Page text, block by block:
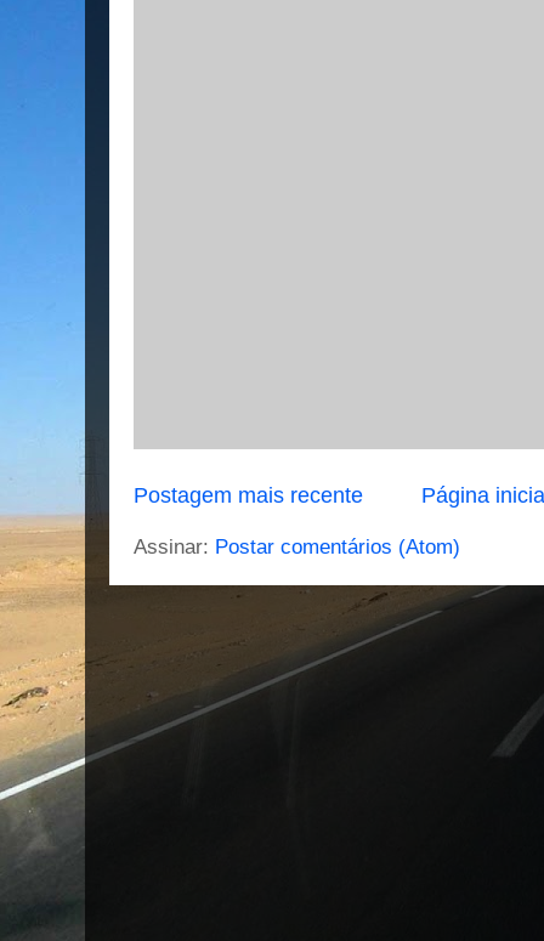
Postagem mais recente Página
Assinar: Postar comentários (Atom)